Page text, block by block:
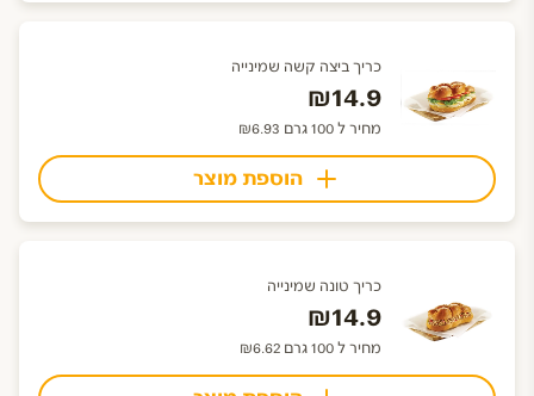
כריך ביצה קשה שמינייה
₪14.9
מחיר ל 100 גרם ₪6.93
הוספת מוצר
כריך טונה שמינייה
₪14.9
מחיר ל 100 גרם ₪6.62